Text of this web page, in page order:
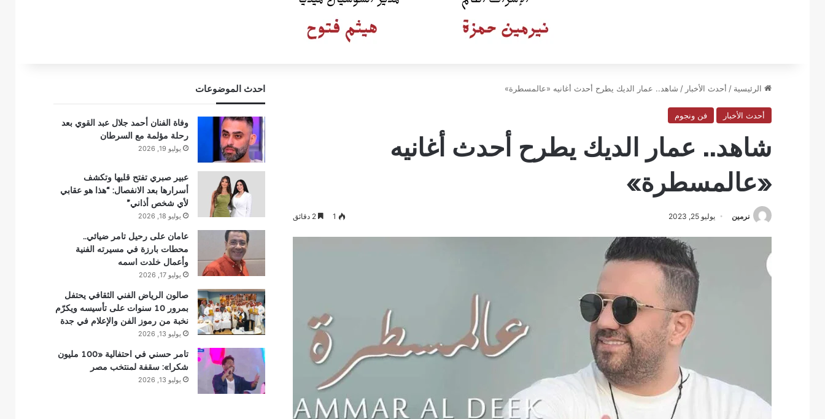
الرئيسية / أحدث الأخبار / شاهد.. عمار الديك يطرح أحدث أغانيه «عالمسطرة»
أحدث الأخبار فن ونجوم
شاهد.. عمار الديك يطرح أحدث أغانيه
«عالمسطرة»
نرمين يوليو 25, 2023 1
احدث الموضوعات
وفاة الفنان أحمد جلال عبد القوي بعد
رحلة مؤلمة مع السرطان
يوليو 19, 2026
عبير صبري تفتح قلبها وتكشف
أسرارها بعد الانفصال: “هذا هو عقابي
لأي شخص أذاني”
يوليو 18, 2026
عامان على رحيل تامر ضيائي..
محطات بارزة في مسيرته الفنية
وأعمال خلدت اسمه
يوليو 17, 2026
صالون الرياض الفني الثقافي يحتفل
بمرور 10 سنوات على تأسيسه ويكرّم
نخبة من رموز الفن والإعلام في جدة
يوليو 13, 2026
تامر حسني في احتفالية «100 مليون
شكرا»: سقفة لمنتخب مصر
يوليو 13, 2026